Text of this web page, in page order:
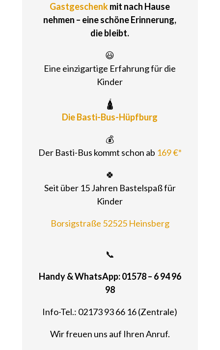
Gastgeschenkmit nach Hause
nehmen – eine schöne Erinnerung,
die bleibt.
😃
Eine einzigartige Erfahrung für die
Kinder
🛕
Die Basti-Bus-Hüpfburg
💰
Der Basti-Bus kommt schon ab 169 €*
🍀
Seit über 15 Jahren Bastelspaß für
Kinder
Borsigstraße 52525 Heinsberg
📞
Handy & WhatsApp: 01578 – 6 94 96
98
Info-Tel.: 02173 93 66 16 (Zentrale)
Wir freuen uns auf Ihren Anruf.